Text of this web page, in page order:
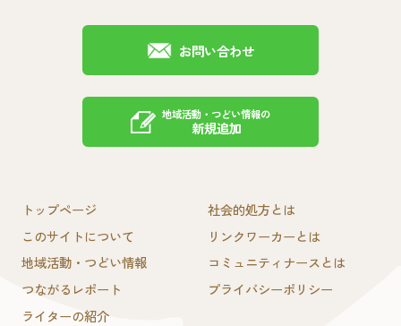
お問い合わせ
地域活動・つどい情報の
新規追加
トップページ
このサイトについて
地域活動・つどい情報
つながるレポート
ライターの紹介
社会的処方とは
リンクワーカーとは
コミュニティナースとは
プライバシーポリシー